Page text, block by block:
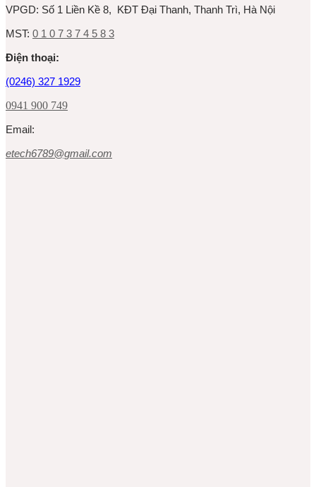
VPGD: Số 1 Liền Kề 8, KĐT Đại Thanh, Thanh Trì, Hà Nội
MST: 0 1 0 7 3 7 4 5 8 3
Ðiện thoại:
(0246) 327 1929
0941 900 749
Email:
etech6789@gmail.com